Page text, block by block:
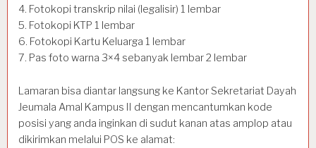
4. Fotokopi transkrip nilai (legalisir) 1 lembar
5. Fotokopi KTP 1 lembar
6. Fotokopi Kartu Keluarga 1 lembar
7. Pas foto warna 3×4 sebanyak lembar 2 lembar
Lamaran bisa diantar langsung ke Kantor Sekretariat Dayah
Jeumala Amal Kampus II dengan mencantumkan kode
posisi yang anda inginkan di sudut kanan atas amplop atau
dikirimkan melalui POS ke alamat: